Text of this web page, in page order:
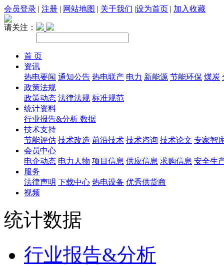
会员登录 | 注册 | 网站地图 | 关于我们 |设为首页 | 加入收藏
请关注：
首 页
资讯
热电要闻 通知公告 热电联产 电力 新能源 节能环保 煤炭
政策法规
政策动态 法律法规 标准规范
统计资料
行业报告&分析 数据
技术支持
节能评估 技术改造 前沿技术 技术咨询 技术论文 专家智
会员中心
电企动态 电力人物 项目信息 供应信息 求购信息 安全生
服务
法律声明 下载中心 热电设备 优秀供货商
视频
统计数据
行业报告&分析